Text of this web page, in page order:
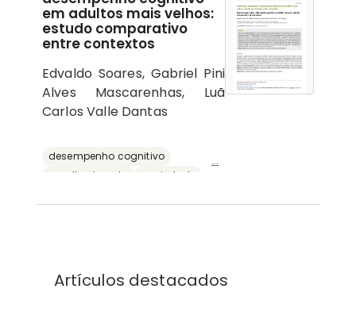
em adultos mais velhos:
estudo comparativo
entre contextos
Edvaldo Soares, Gabriel Pini
Alves Mascarenhas, Luã
Carlos Valle Dantas
desempenho cognitivo
envelhecimento
ansiedade
...
Artículos destacados